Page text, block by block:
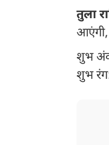
तुला
आएंगी,
शुभ
शुभ